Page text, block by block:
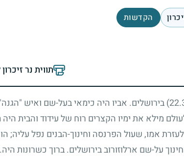
הקדשות
תווית נר
בירושלים. אביו היה כימאי בעל-שם ואיש
מילא את ימיו הקצרים רוח של עידוד והבית
אמו, שעול הפרנסה וחינוך-הבנים נפל עליה;
על-שם ארלוזורוב בירושלים. ברוך כשרונות